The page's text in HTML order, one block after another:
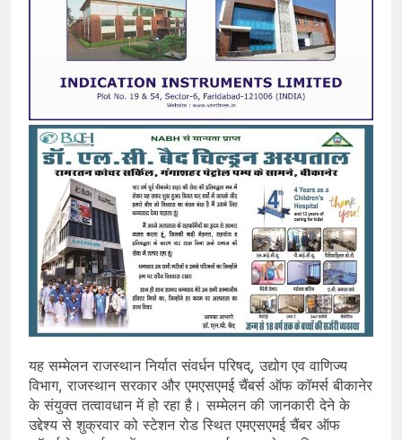
यह सम्मेलन राजस्थान निर्यात संवर्धन परिषद्, उद्योग एव वाणिज्य
विभाग, राजस्थान सरकार और एमएसएमई चैंबर्स ऑफ कॉमर्स बीकानेर
के संयुक्त तत्वावधान में हो रहा है। सम्मेलन की जानकारी देने के
उद्देश्य से शुक्रवार को स्टेशन रोड स्थित एमएसएमई चैंबर ऑफ